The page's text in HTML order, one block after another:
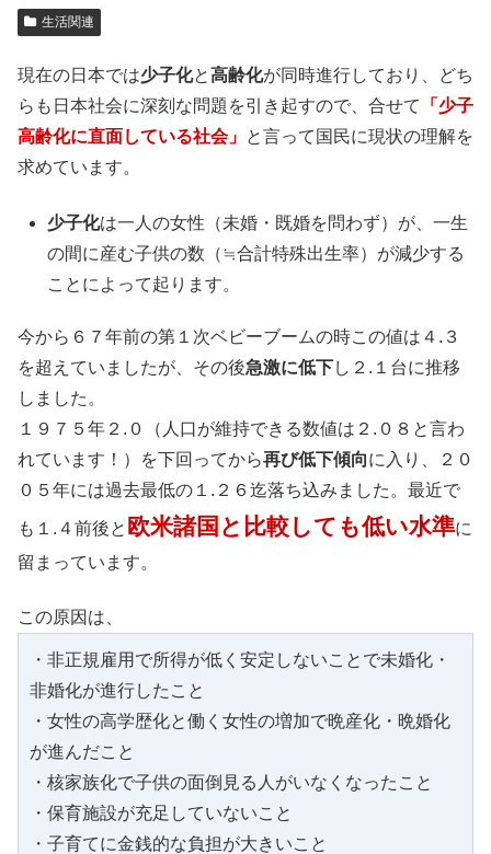
生活関連
現在の日本では少子化と高齢化が同時進行しており、どち
らも日本社会に深刻な問題を引き起すので、合せて
「少子
高齢化に直面している社会」 と言って国民に現状の理解を
求めています。
少子化は一人の女性（未婚・既婚を問わず）が、一生
の間に産む子供の数（≒合計特殊出生率）が減少する
ことによって起ります。
今から６７年前の第１次ベビーブームの時この値は４.３
を超えていましたが、その後急激に低下し２.１台に推移
しました。
１９７５年２.０（人口が維持できる数値は２.０８と言わ
れています！）を下回ってから再び低下傾向に入り、２０
０５年には過去最低の１.２６迄落ち込みました。最近で
も１.４前後と 欧米諸国と比較しても低い水準に
留まっています。
この原因は、
・非正規雇用で所得が低く安定しないことで未婚化・
非婚化が進行したこと
・女性の高学歴化と働く女性の増加で晩産化・晩婚化
が進んだこと
・核家族化で子供の面倒見る人がいなくなったこと
・保育施設が充足していないこと
・子育てに金銭的な負担が大きいこと